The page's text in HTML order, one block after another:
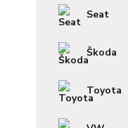
Seat
Škoda
Toyota